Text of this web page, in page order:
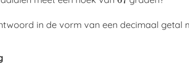
in de vorm van een decimaal getal